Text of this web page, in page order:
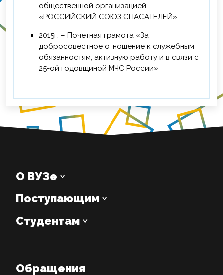
общественной организацией
«РОССИЙСКИЙ СОЮЗ СПАСАТЕЛЕЙ»
2015г. – Почетная грамота «За
добросовестное отношение к служебным
обязанностям, активную работу и в связи с
25-ой годовщиной МЧС России»
О ВУЗе
Поступающим
Студентам
Обращения